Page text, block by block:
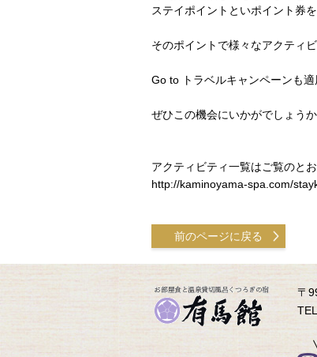
ステイポイントといポイント券
そのポイントで様々なアクティ
Go to トラベルキャンペーンも
ぜひこの機会にいかがでしょう
アクティビティ一覧はご覧のと
http://kaminoyama-spa.com/
前のページに戻る
〒